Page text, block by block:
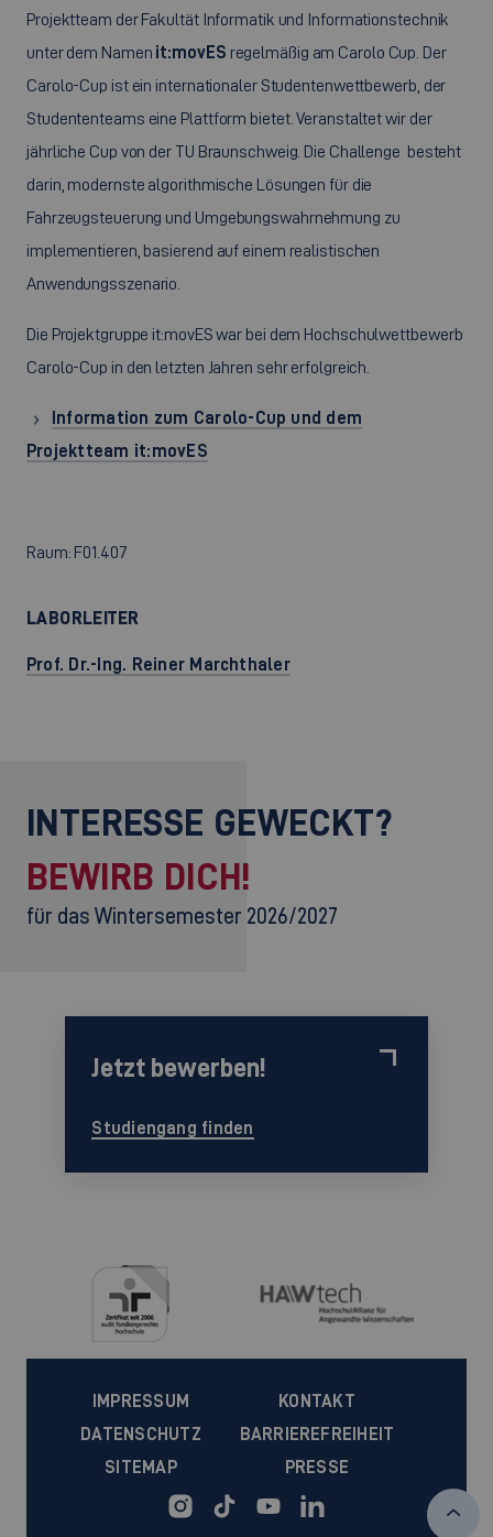
Projektteam der Fakultät Informatik und Informationstechnik
unter dem Namen it:movES regelmäßig am Carolo Cup. Der
Carolo-Cup ist ein internationaler Studentenwettbewerb, der
Studententeams eine Plattform bietet. Veranstaltet wir der
jährliche Cup von der TU Braunschweig. Die Challenge besteht
darin, modernste algorithmische Lösungen für die
Fahrzeugsteuerung und Umgebungswahrnehmung zu
implementieren, basierend auf einem realistischen
Anwendungsszenario.
Die Projektgruppe it:movES war bei dem Hochschulwettbewerb
Carolo-Cup in den letzten Jahren sehr erfolgreich.
Information zum Carolo-Cup und dem
Projektteam it:movES
Raum: F01.407
LABORLEITER
Prof. Dr.-Ing. Reiner Marchthaler
INTERESSE GEWECKT?
BEWIRB DICH!
für das Wintersemester 2026/2027
Jetzt bewerben!
Studiengang finden
IMPRESSUM
KONTAKT
DATENSCHUTZ
BARRIEREFREIHEIT
SITEMAP
PRESSE